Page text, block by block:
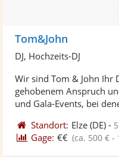
Tom&John
DJ, Hochzeits-DJ
Wir sind Tom & John Ihr
gehobenem Anspruch
und Gala-Events, bei
Standort: Elze (DE) -
Gage: €€ (ca. 500 €